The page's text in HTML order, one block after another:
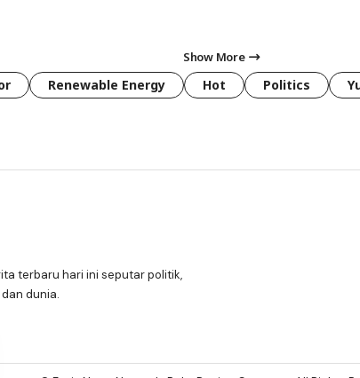
Show More
Renewable Energy Hot Politics
terbaru hari ini seputar politik,
dunia.